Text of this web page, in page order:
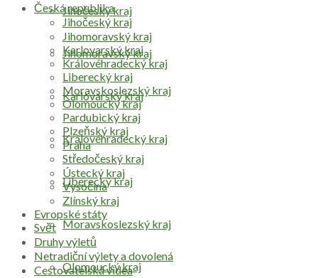
Jihočeský kraj
Jihomoravský kraj
Karlovarský kraj
Královéhradecký kraj
Liberecký kraj
Moravskoslezský kraj
Olomoucký kraj
Česká republika
Jihočeský kraj
Jihomoravský kraj
Karlovarský kraj
Královéhradecký kraj
Liberecký kraj
Moravskoslezský kraj
Olomoucký kraj
Pardubický kraj
Plzeňský kraj
Praha
Středočeský kraj
Ústecký kraj
Vysočina
Zlínský kraj
Evropské státy
Svět
Druhy výletů
Netradiční výlety a dovolená
Cestovatelská videa